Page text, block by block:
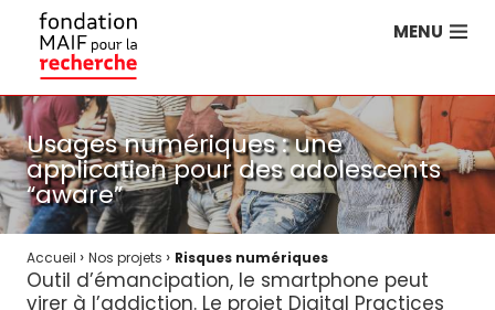
MENU
Usages numériques : une
application pour des adolescents
“aware”
Accueil › Nos projets › Risques numériques
Outil d’émancipation, le smartphone peut
virer à l’addiction. Le projet Digital Practices